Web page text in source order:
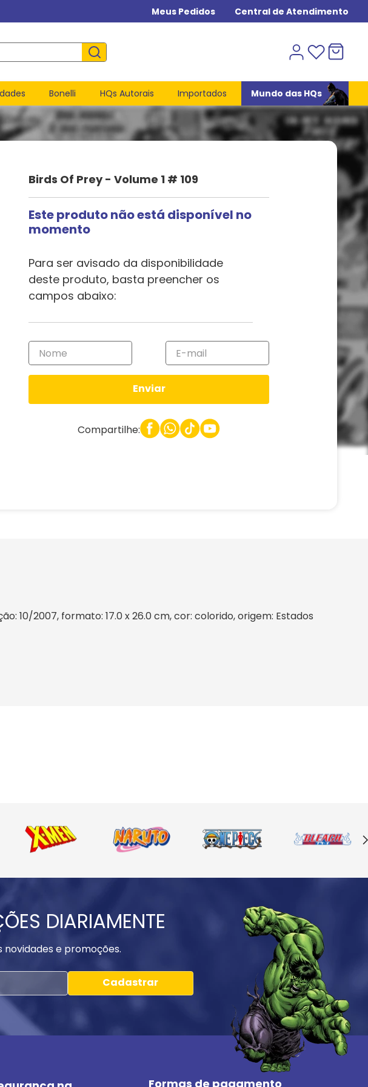
Meus Pedidos Central de Atendimento
Bonelli HQs Autorais Importados Mundo das HQs
Birds Of Prey - Volume 1 # 109
Este produto não está disponível no
momento
Para ser avisado da disponibilidade
deste produto, basta preencher os
campos abaixo:
Enviar
Compartilhe:
10/2007, formato: 17.0 x 26.0 cm, cor: colorido, origem: Estados
DIARIAMENTE
e promoções.
Cadastrar
Formas de pagamento